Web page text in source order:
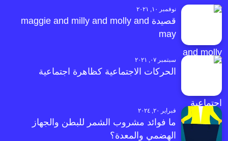
نوفمبر ١٠, ٢٠٢١
قصيدة maggie and milly and molly and
may
سبتمبر ٠٧, ٢٠٢١
الحركات الاجتماعية كظاهرة اجتماعية
فبراير ٢٠, ٢٠٢٤
ما فوائد مشروب الشمر للبطن والجهاز
الهضمي والمعدة؟